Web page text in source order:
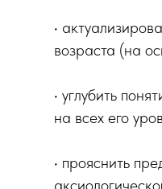
•
возраста (на
• углубить
на всех его
• прояснить